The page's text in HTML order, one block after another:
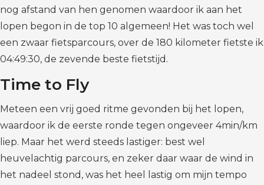
nog afstand van hen genomen waardoor ik aan het
lopen begon in de top 10 algemeen! Het was toch wel
een zwaar fietsparcours, over de 180 kilometer fietste ik
04:49:30, de zevende beste fietstijd.
Time to Fly
Meteen een vrij goed ritme gevonden bij het lopen,
waardoor ik de eerste ronde tegen ongeveer 4min/km
liep. Maar het werd steeds lastiger: best wel
heuvelachtig parcours, en zeker daar waar de wind in
het nadeel stond, was het heel lastig om mijn tempo